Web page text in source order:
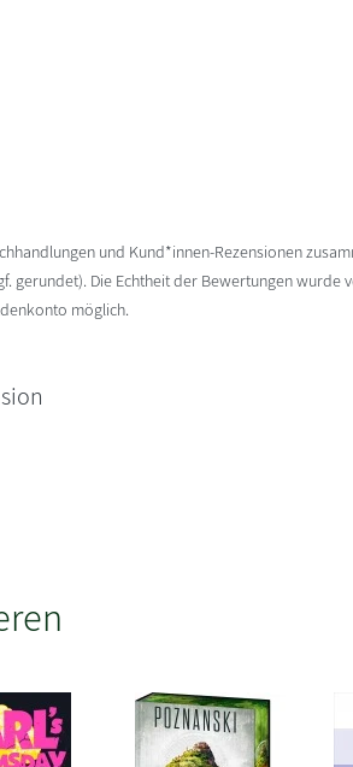
und Kund*innen-Rezensionen
gerundet). Die Echtheit der Bewertungen wurde
möglich.